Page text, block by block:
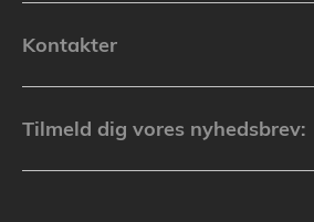
Kontakter
Tilmeld dig vores nyhedsbrev: